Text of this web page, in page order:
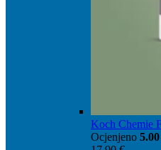
Koch Chemie
Ocjenjeno 5.00